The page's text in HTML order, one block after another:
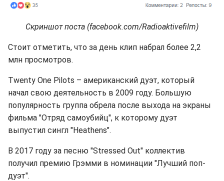
Скриншот поста (facebook.com/Radioaktivefilm)
Стоит отметить, что за день клип набрал более 2,2
млн просмотров.
Twenty One Pilots – американский дуэт, который
начал свою деятельность в 2009 году. Большую
популярность группа обрела после выхода на экраны
фильма "Отряд самоубийц", к которому дуэт
выпустил сингл "Heathens".
В 2017 году за песню "Stressed Out" коллектив
получил премию Грэмми в номинации "Лучший поп-
дуэт".